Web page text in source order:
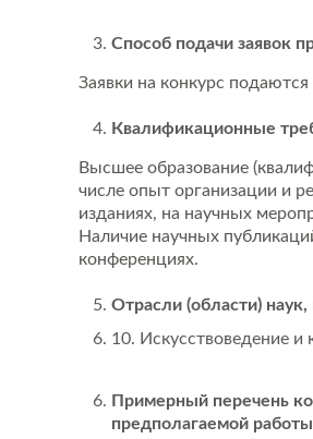
Способ подачи заявок
Заявки на конкурс
Квалификационные
Высшее образование
числе опыт организации и
изданиях, на научных
Наличие научных
конференциях.
Отрасли (области)
10. Искусствоведение и
Примерный перечень
предполагаемой